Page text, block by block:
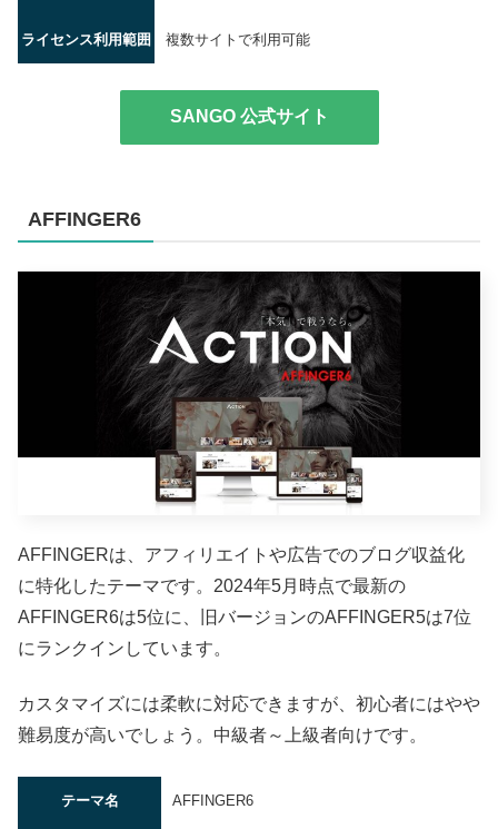
ライセンス利用範囲 複数サイトで利用可能
SANGO 公式サイト
AFFINGER6
AFFINGERは、アフィリエイトや広告でのブログ収益化
に特化したテーマです。2024年5月時点で最新の
AFFINGER6は5位に、旧バージョンのAFFINGER5は7位
にランクインしています。
カスタマイズには柔軟に対応できますが、初心者にはやや
難易度が高いでしょう。中級者～上級者向けです。
テーマ名 AFFINGER6